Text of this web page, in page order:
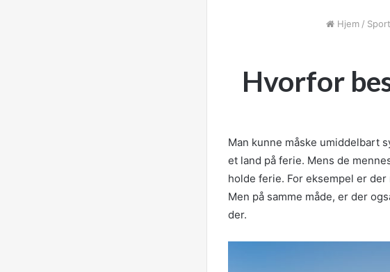
Hjem /
Hvorfor
Man kunne måske umiddelbart
et land på ferie. Mens de
holde ferie. For eksempel er
Men på samme måde, er der
der.